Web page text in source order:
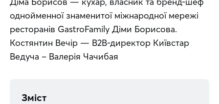
однойменної знаменитої міжнародної мережі
ресторанів GastroFamily Діми Борисова.
Костянтин Вечір — В2В-директор Київстар
Ведуча – Валерія Чачибая
Зміст